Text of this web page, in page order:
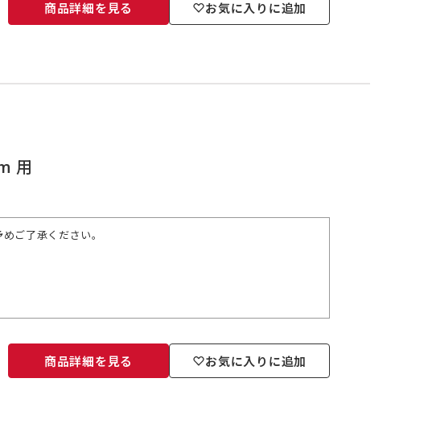
商品詳細を見る お気に入りに追加
用
ご了承ください。
商品詳細を見る お気に入りに追加